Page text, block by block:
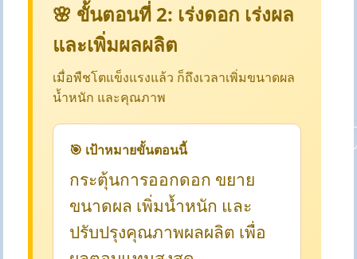
🌸 ขั้นตอนที่ 2: เร่งดอก เร่งผล
และเพิ่มผลผลิต
เมื่อพืชโตแข็งแรงแล้ว ก็ถึงเวลาเพิ่มขนาดผล
น้ำหนัก และคุณภาพ
🎯 เป้าหมายขั้นตอนนี้
กระตุ้นการออกดอก ขยาย
ขนาดผล เพิ่มน้ำหนัก และ
ปรับปรุงคุณภาพผลผลิต เพื่อ